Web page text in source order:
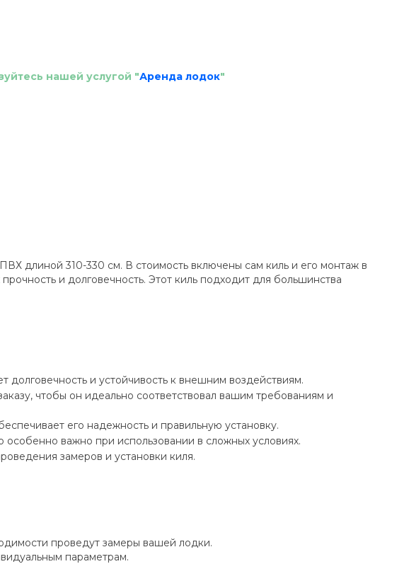
нашей услугой "Аренда лодок"
длиной 310-330 см. В стоимость включены сам киль и его монтаж в
и долговечность. Этот киль подходит для большинства
долговечность и устойчивость к внешним воздействиям.
чтобы он идеально соответствовал вашим требованиям и
его надежность и правильную установку.
особенно важно при использовании в сложных условиях.
замеров и установки киля.
проведут замеры вашей лодки.
параметрам.